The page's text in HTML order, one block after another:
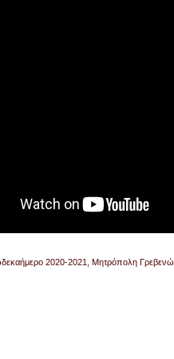
2020-2021 ,Μητρόπολη